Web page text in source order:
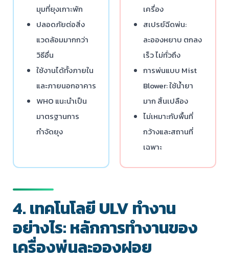
มุมที่ยุงเกาะพัก
ปลอดภัยต่อสิ่ง
แวดล้อมมากกว่า
วิธีอื่น
ใช้งานได้ทั้งภายใน
และภายนอกอาคาร
WHO แนะนำเป็น
มาตรฐานการ
กำจัดยุง
เครื่อง
สเปรย์ฉีดพ่น:
ละอองหยาบ ตกลง
เร็ว ไม่ทั่วถึง
การพ่นแบบ Mist
Blower: ใช้น้ำยา
มาก สิ้นเปลือง
ไม่เหมาะกับพื้นที่
กว้างและสถานที่
เฉพาะ
4. เทคโนโลยี ULV ทำงาน
อย่างไร: หลักการทำงานของ
เครื่องพ่นละอองฝอย